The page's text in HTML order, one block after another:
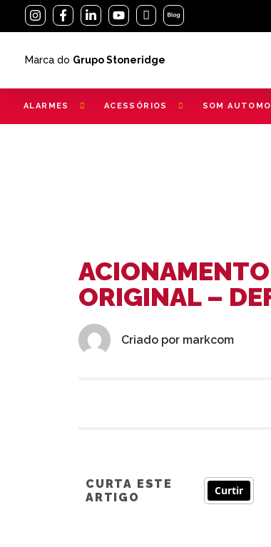
Marca do Grupo Stoneridge
ALARMES ACESSÓRIOS SOM
ORIGINAL –
Criado por markcom
CURTA ESTE
ARTIGO
Curtir